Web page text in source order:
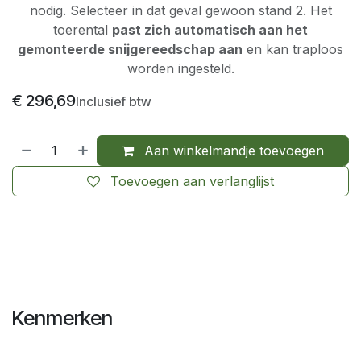
nodig. Selecteer in dat geval gewoon stand 2. Het
toerental past zich automatisch aan het
gemonteerde snijgereedschap aan en kan traploos
worden ingesteld.
€ 296,69Inclusief btw
Aan winkelmandje toevoegen
Toevoegen aan verlanglijst
Kenmerken